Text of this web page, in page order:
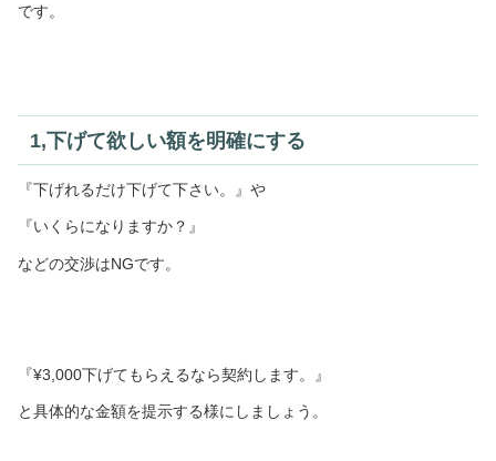
です。
1,下げて欲しい額を明確にする
『下げれるだけ下げて下さい。』や
『いくらになりますか？』
などの交渉はNGです。
『¥3,000下げてもらえるなら契約します。』
と具体的な金額を提示する様にしましょう。